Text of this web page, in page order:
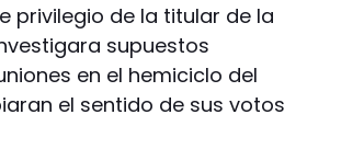
privilegio de la titular de la
supuestos
en el hemiciclo del
el sentido de sus votos